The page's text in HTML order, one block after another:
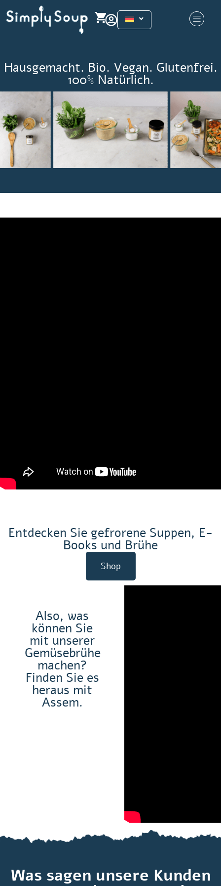
Hausgemacht. Bio. Vegan. Glutenfrei.
100% Natürlich.
Entdecken Sie gefrorene Suppen, E-
Books und Brühe
Shop
Also, was
können Sie
mit unserer
Gemüsebrühe
machen?
Finden Sie es
heraus mit
Assem.
Was sagen unsere Kunden